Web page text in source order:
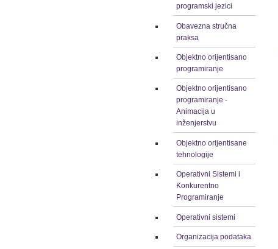
programski jezici
Obavezna stručna
praksa
Objektno orijentisano
programiranje
Objektno orijentisano
programiranje -
Animacija u
inženjerstvu
Objektno orijentisane
tehnologije
Operativni Sistemi i
Konkurentno
Programiranje
Operativni sistemi
Organizacija podataka